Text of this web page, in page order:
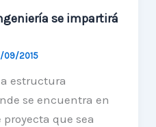
se impartirá
09/2015
estructura
se encuentra en
proyecta que sea